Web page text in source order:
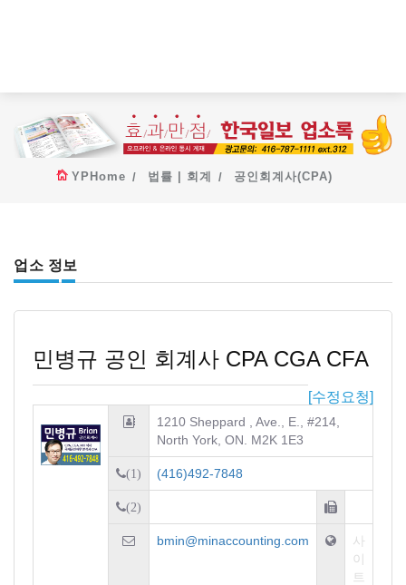
YPHome 법률 | 회계 공인회계사(CPA)
업소 정보
민병규 공인 회계사 CPA CGA CFA
[수정요청]
1210 Sheppard , Ave., E., #214,
North York, ON. M2K 1E3
(1) (416)492-7848
(2)
bmin@minaccounting.com
사
이
트